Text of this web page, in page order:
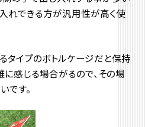
れできる方が汎用性が高く使
タイプのボトルケージだと保持
感じる場合がるので、その場
です。